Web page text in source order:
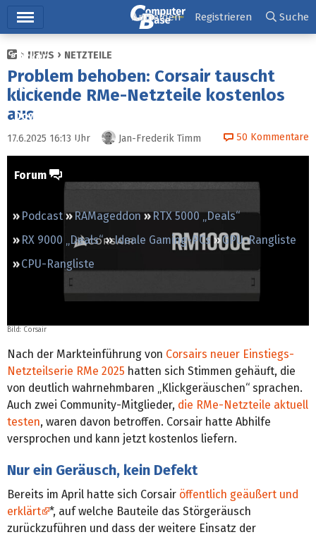
Ticker
Tests
Downloads
Preisvergleich
Forum
Podcast RAMageddon
RTX 5000 „Deals“
RX 9000 „Deals“
Ideale Gaming-PCs
GPU-Rangliste
CPU-Rangliste
Anmelden Registrieren Suche
NEWS NETZTEILE
Problem behoben: Corsair tauscht
klickende RMe-Netzteile kostenlos
aus
17.6.2025 16:13 Uhr Jan-Frederik Timm 50 Kommentare
Bild: Corsair
Nach der Markteinführung von Corsairs neuer Einstiegs-
Netzteilserie RMe 2025 hatten sich Stimmen gehäuft, die
von deutlich wahrnehmbaren „Klickgeräuschen“ sprachen.
Auch zwei Community-Mitglieder, die RMe-Netzteile aktuell
testen, waren davon betroffen. Corsair hatte Abhilfe
versprochen und kann jetzt kostenlos liefern.
Nur ein Geräusch, kein Defekt
Bereits im April hatte sich Corsair öffentlich geäußert und
erklärt
*, auf welche Bauteile das Störgeräusch
zurückzuführen und dass der weitere Einsatz der